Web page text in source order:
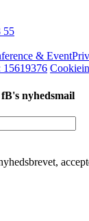
55
& Event
nyhedsmail